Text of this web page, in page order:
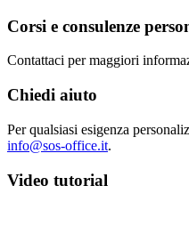
Corsi e consulenze
Contattaci per maggiori
Chiedi aiuto
Per qualsiasi esigenza
info@sos-office.it.
Video tutorial